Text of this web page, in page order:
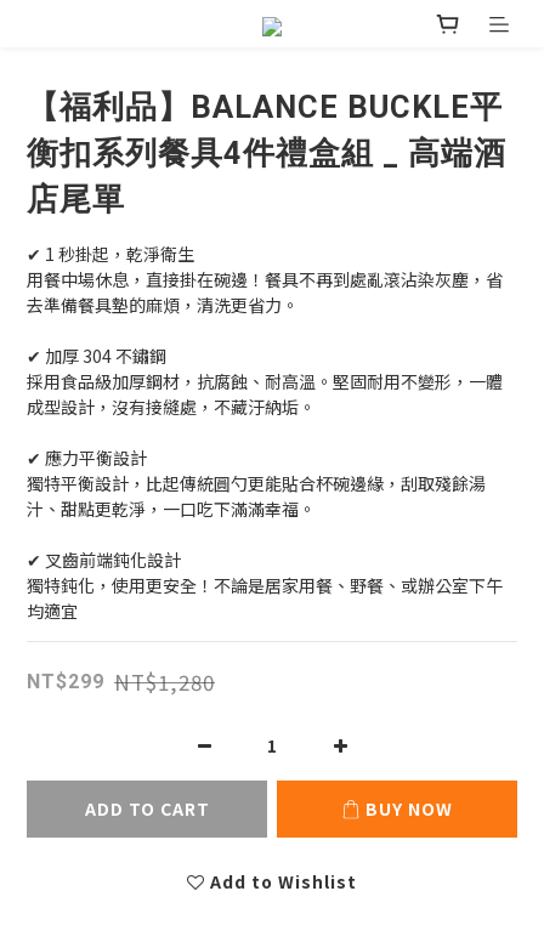
【福利品】BALANCE BUCKLE平
衡扣系列餐具4件禮盒組 _ 高端酒
店尾單
✔ 1 秒掛起，乾淨衛生
用餐中場休息，直接掛在碗邊！餐具不再到處亂滾沾染灰塵，省
去準備餐具墊的麻煩，清洗更省力。
✔ 加厚 304 不鏽鋼
採用食品級加厚鋼材，抗腐蝕、耐高溫。堅固耐用不變形，一體
成型設計，沒有接縫處，不藏汙納垢。
✔ 應力平衡設計
獨特平衡設計，比起傳統圓勺更能貼合杯碗邊緣，刮取殘餘湯
汁、甜點更乾淨，一口吃下滿滿幸福。
✔ 叉齒前端鈍化設計
獨特鈍化，使用更安全！不論是居家用餐、野餐、或辦公室下午
均適宜
NT$299 NT$1,280
ADD TO CART BUY NOW
Add to Wishlist